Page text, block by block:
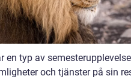
en typ av
och tjänster på sin